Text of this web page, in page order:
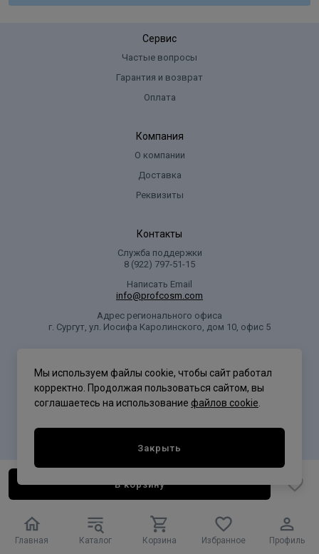
Главная Каталог Корзина Избранное Профиль
В корзину
Сервис
Частые вопросы
Гарантия и возврат
Оплата
Компания
О компании
Доставка
Реквизиты
Контакты
Служба поддержки
8 (922) 797‑51-15
Написать Email
info@profcosm.com
Адрес регионального офиса
г. Сургут, ул. Иосифа Каролинского, дом 10, офис 5
Мы используем файлы cookie, чтобы сайт работал
корректно. Продолжая пользоваться сайтом, вы
соглашаетесь на использование файлов cookie
Закрыть